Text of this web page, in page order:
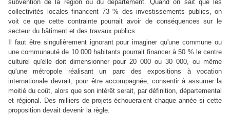
subvention de la région ou du département. Quand on sait que les
collectivités locales financent 73 % des investissements publics, on
voit ce que cette contrainte pourrait avoir de conséquences sur le
secteur du bâtiment et des travaux publics.
Il faut être singulièrement ignorant pour imaginer qu'une commune ou
une communauté de 10 000 habitants pourrait financer à 50 % le centre
culturel qu'elle doit dimensionner pour 20 000 ou 30 000, ou même
qu'une métropole réalisant un parc des expositions à vocation
internationale devrait, pour être accompagnée, consentir à assumer la
moitié du coût, alors que son intérêt serait, par définition, départemental
et régional. Des milliers de projets échoueraient chaque année si cette
proposition devait devenir la règle.